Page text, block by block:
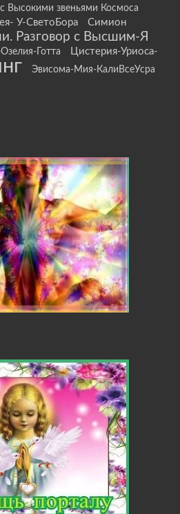
Высокими звеньями Космоса
У-СветоБора Симион
Разговор с Высшим-Я
Готта
Цистерия-Уриоса-
Эвисома-Мия-КалиВсеУсра